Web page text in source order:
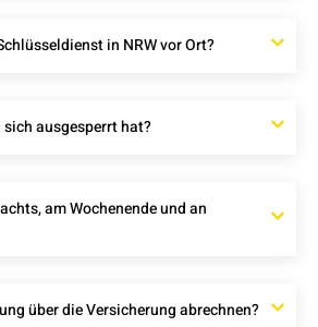
in NRW vor Ort?
sich ausgesperrt hat?
am Wochenende und an
über die Versicherung abrechnen?